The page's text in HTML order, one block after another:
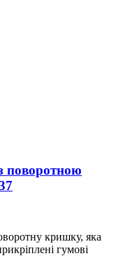
поворотною
кришку, яка
гумові